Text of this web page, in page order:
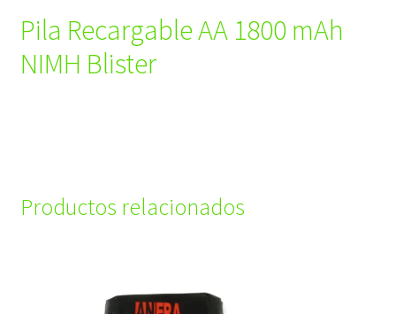
Pila Recargable AA 1800 mAh
NIMH Blister
Productos relacionados